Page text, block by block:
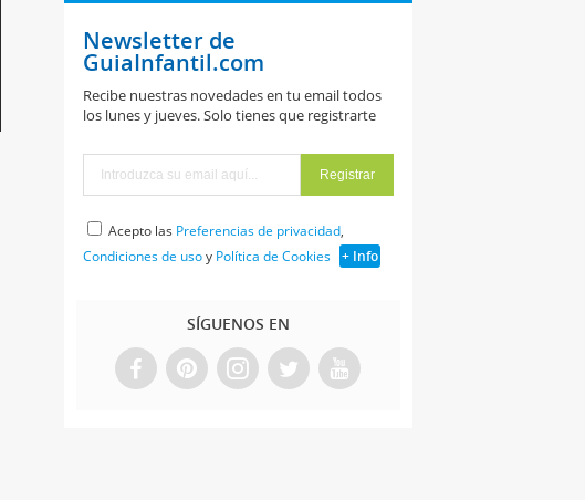
Newsletter de
GuiaInfantil.com
Recibe nuestras novedades en tu email todos
los lunes y jueves. Solo tienes que registrarte
Acepto las Preferencias de privacidad,
Condiciones de usoy Política de Cookies + Info
SÍGUENOS EN